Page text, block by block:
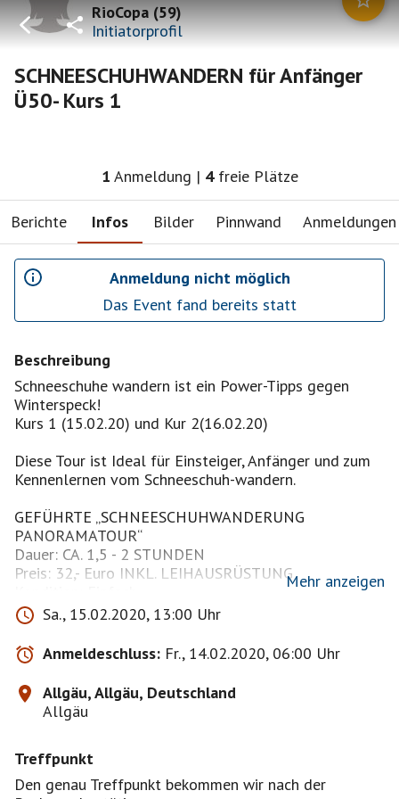
RioCopa(59)
Initiatorprofil
SCHNEESCHUHWANDERN für Anfänger
Ü50- Kurs 1
1 Anmeldung | 4 freie Plätze
Berichte Infos Bilder Pinnwand Anmeldungen
Anmeldung nicht möglich
Das Event fand bereits statt
Beschreibung
Schneeschuhe wandern ist ein Power-Tipps gegen
Winterspeck!
Kurs 1 (15.02.20) und Kur 2(16.02.20)
Diese Tour ist Ideal für Einsteiger, Anfänger und zum
Kennenlernen vom Schneeschuh-wandern.
GEFÜHRTE „SCHNEESCHUHWANDERUNG
PANORAMATOUR“
Dauer: CA. 1,5 - 2 STUNDEN
Preis: 32,- Euro INKL. LEIHAUSRÜSTUNG
EINKEHR nach der Tour.
Um 9 Uhr : Individuell Anreise oder Fahr Gemeinschaft
Bitte gebt auf der Pinnwand an, ob ihr selber mit dem
Auto kommt oder eine Mitfahrgelegenheit sucht. !
(****
Benzinbeteiligung für die Beifahrer sollte
selbstverständlich sein - oder in "Naturalien" (Essen,
Getränke)****
Unterkunft, Verpflegung und An- und Abreise
grundsätzlich sind nicht inbegriffen!
Mehr anzeigen
Sa., 15.02.2020, 13:00 Uhr
Anmeldeschluss: Fr., 14.02.2020, 06:00 Uhr
Allgäu, Allgäu, Deutschland
Allgäu
Treffpunkt
Den genau Treffpunkt bekommen wir nach der